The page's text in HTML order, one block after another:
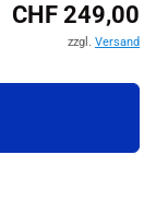
CHF 249,00
zzgl. Versand